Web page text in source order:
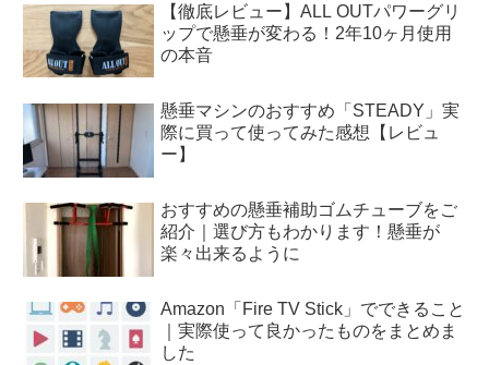
【徹底レビュー】ALL OUTパワーグリ
ップで懸垂が変わる！2年10ヶ月使用
の本音
懸垂マシンのおすすめ「STEADY」実
際に買って使ってみた感想【レビュ
ー】
おすすめの懸垂補助ゴムチューブをご
紹介｜選び方もわかります！懸垂が
楽々出来るように
Amazon「Fire TV Stick」でできること
｜実際使って良かったものをまとめま
した